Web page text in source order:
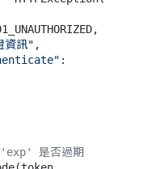
資訊" ,
'exp' 是否過期